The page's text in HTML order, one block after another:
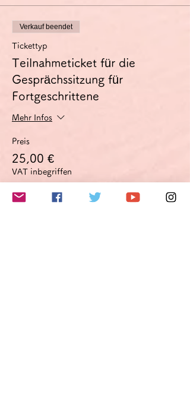
Verkauf beendet
Tickettyp
Teilnahmeticket für die
Gesprächssitzung für
Fortgeschrittene
Mehr Infos
Preis
25,00 €
VAT inbegriffen